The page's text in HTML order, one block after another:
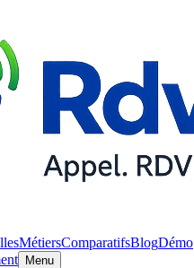
MétiersComparatifsBlogDémo
Menu